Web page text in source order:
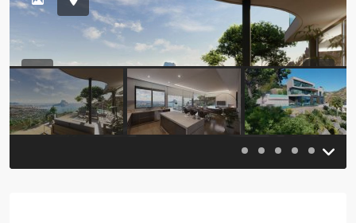
Previous